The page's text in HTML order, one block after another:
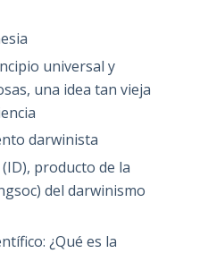
universal y
una idea tan vieja
darwinista
producto de la
del darwinismo
¿Qué es la